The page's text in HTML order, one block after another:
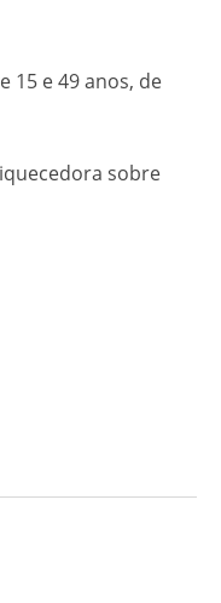
15 e 49 anos, de
sobre